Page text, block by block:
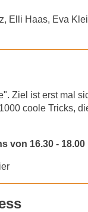
Elli Haas, Eva
Ziel ist erst mal
coole Tricks,
von 16.30 - 18.00